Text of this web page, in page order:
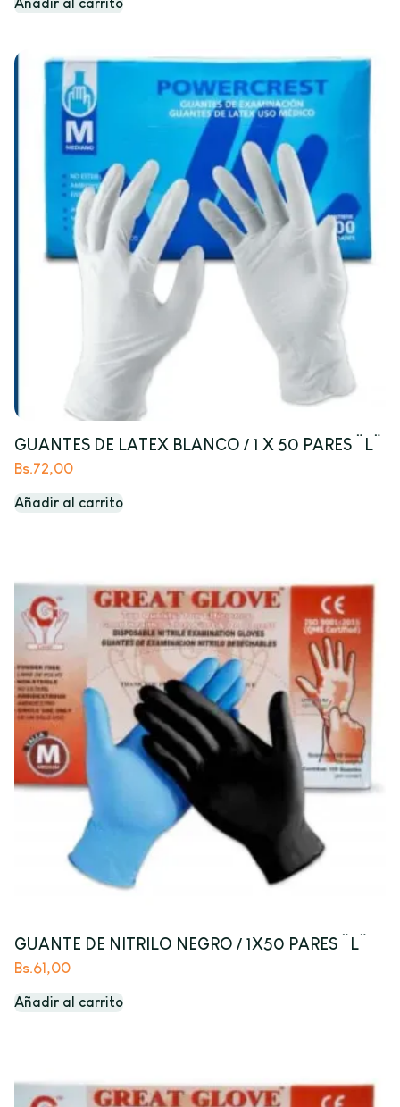
GUANTES DE LATEX BLANCO / 1 X 50 PARES ¨L¨
Bs.72,00
Añadir al carrito
GUANTE DE NITRILO NEGRO / 1X50 PARES ¨L¨
Bs.61,00
Añadir al carrito